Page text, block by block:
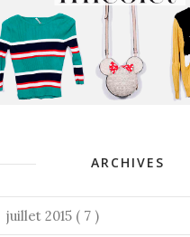
ARCHIVES